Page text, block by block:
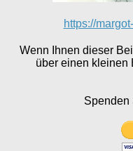
https://
Wenn Ihnen dieser
über einen kleinen
Spenden